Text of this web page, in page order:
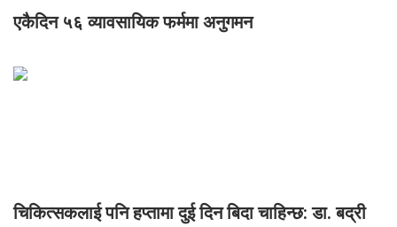
एकैदिन ५६ व्यावसायिक फर्ममा अनुगमन
चिकित्सकलाई पनि हप्तामा दुई दिन बिदा चाहिन्छ: डा. बद्री